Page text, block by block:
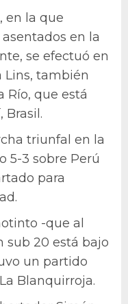
en la que
en la
se efectuó en
Lins, también
Río, que está
Brasil.
triunfal en la
5-3 sobre Perú
para
-que al
sub 20 está bajo
un partido
Blanquirroja.